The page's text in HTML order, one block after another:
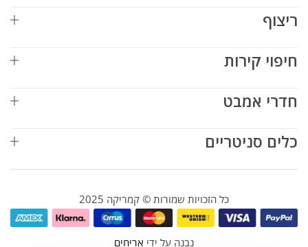
ריצוף
חיפוי קירות
חדרי אמבט
כלים סניטריים
כל הזכויות שמורות © קמריקה 2025
נבנה על ידי אריחים